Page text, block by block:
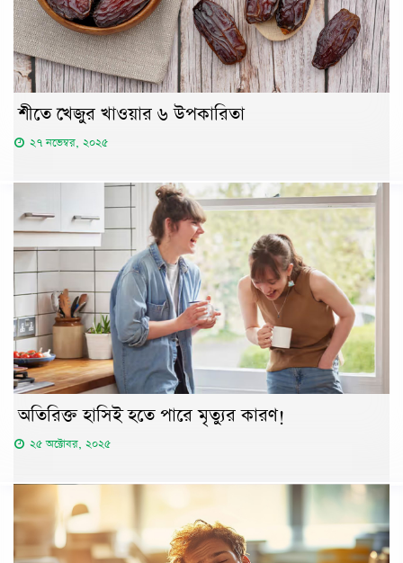
শীতে খেজুর খাওয়ার ৬ উপকারিতা
২৭ নভেম্বর, ২০২৫
অতিরিক্ত হাসিই হতে পারে মৃত্যুর কারণ!
২৫ অক্টোবর, ২০২৫